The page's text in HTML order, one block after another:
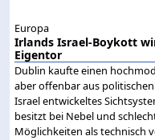
Europa
Irlands Israel-Boykott
Eigentor
Dublin kaufte einen
aber offenbar aus
Israel entwickeltes
besitzt bei Nebel und
Möglichkeiten als technisch